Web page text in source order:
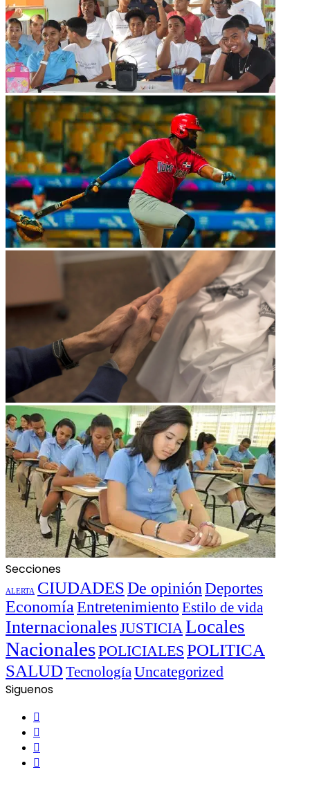
Secciones
ALERTA CIUDADESDe opinión Deportes
Economía Entretenimiento Estilo de vida
InternacionalesJUSTICIA Locales
NacionalesPOLICIALES POLITICA
SALUD Tecnología Uncategorized
Siguenos